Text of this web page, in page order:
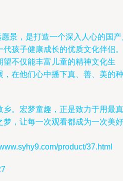
景，是打造一个深入人心的国产
孩子健康成长的优质文化伴侣。
不仅能丰富儿童的精神文化生
在他们心中播下真、善、美的种
。宏梦童趣，正是致力于用最真
，让每一次观看都成为一次美好
product/37.html